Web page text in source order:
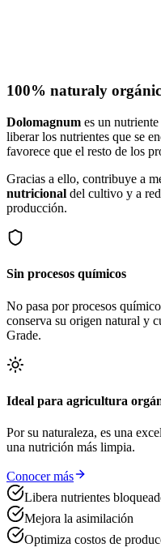
100% naturaly
Dolomagnum es un
liberar los nutrientes que se
favorece que el resto de los
Gracias a ello, contribuye a
nutricional del cultivo y a
producción.
Sin procesos químicos
No pasa por procesos
conserva su origen natural y
Grade.
Ideal para agricultura
Por su naturaleza, es una
una nutrición más limpia.
Conocer más
Libera nutrientes
Mejora la asimilación
Optimiza costos de